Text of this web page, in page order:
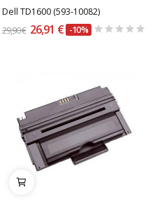
Dell TD1600 (593-10082)
29,90 € 26,91 € -10%